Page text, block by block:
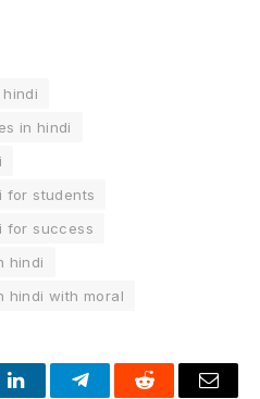
in hindi
for students
for success
hindi
hindi with moral